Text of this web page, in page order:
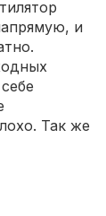
и
Так же